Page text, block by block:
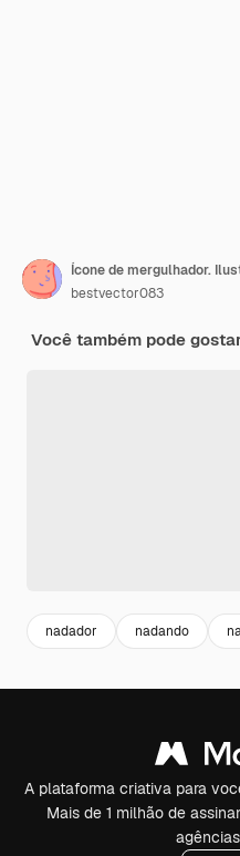
bestvector083
Você também pode
nadador nadando
A plataforma criativa para
Mais de 1 milhão de